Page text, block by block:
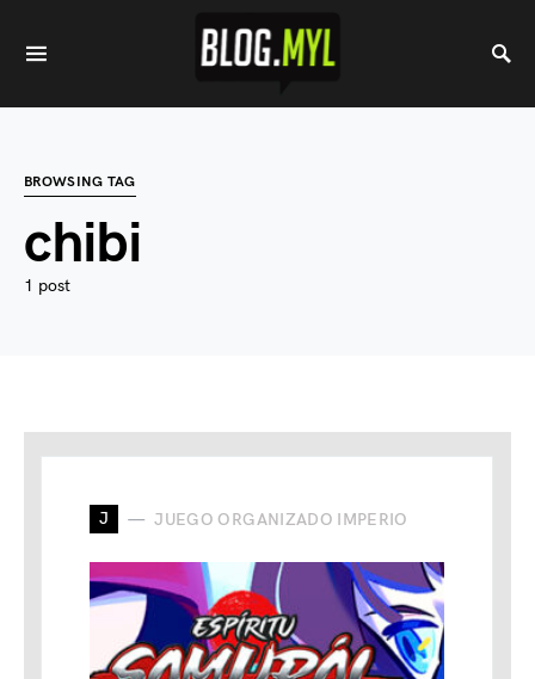
BROWSING TAG
chibi
1 post
J JUEGO ORGANIZADO IMPERIO